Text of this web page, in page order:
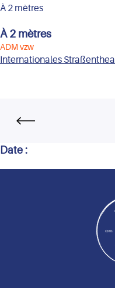
À 2 mètres
À 2 mètres
ADM vzw
Internationales
Date :